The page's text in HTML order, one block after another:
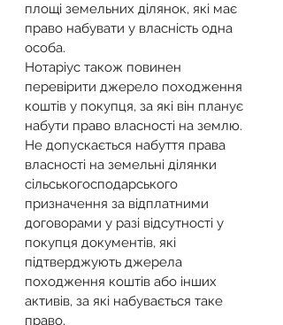
площі земельних ділянок, які має
право набувати у власність одна
особа.
Нотаріус також повинен
перевірити джерело походження
коштів у покупця, за які він планує
набути право власності на землю.
Не допускається набуття права
власності на земельні ділянки
сільськогосподарського
призначення за відплатними
договорами у разі відсутності у
покупця документів, які
підтверджують джерела
походження коштів або інших
активів, за які набувається таке
право.